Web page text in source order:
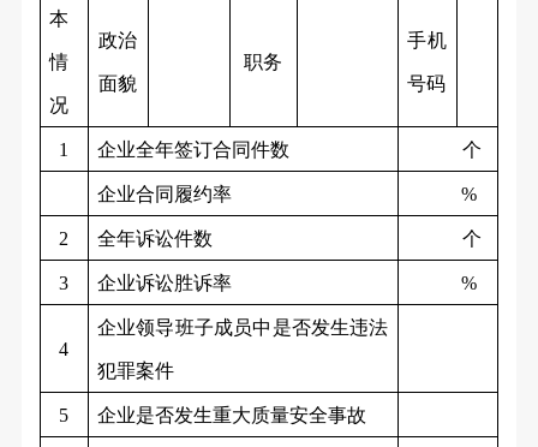
本
情
况
政治
面貌
职务
手机
号码
1 企业全年签订合同件数 个
企业合同履约率 %
2 全年诉讼件数 个
3 企业诉讼胜诉率 %
4
企业领导班子成员中是否发生违法
犯罪案件
5 企业是否发生重大质量安全事故